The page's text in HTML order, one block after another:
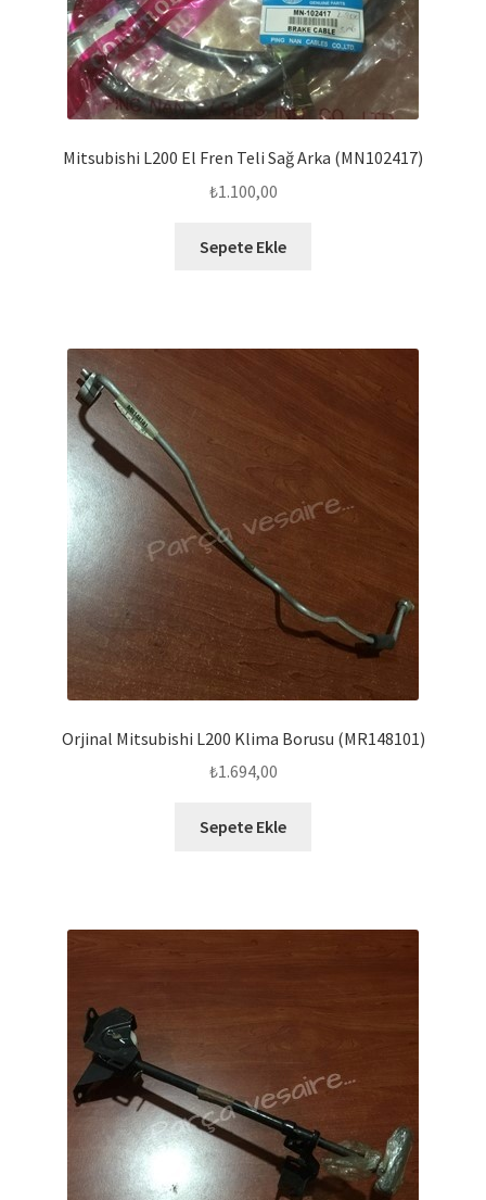
Mitsubishi L200 El Fren Teli Sağ Arka (MN102417)
₺1.100,00
Sepete Ekle
Orjinal Mitsubishi L200 Klima Borusu (MR148101)
₺1.694,00
Sepete Ekle